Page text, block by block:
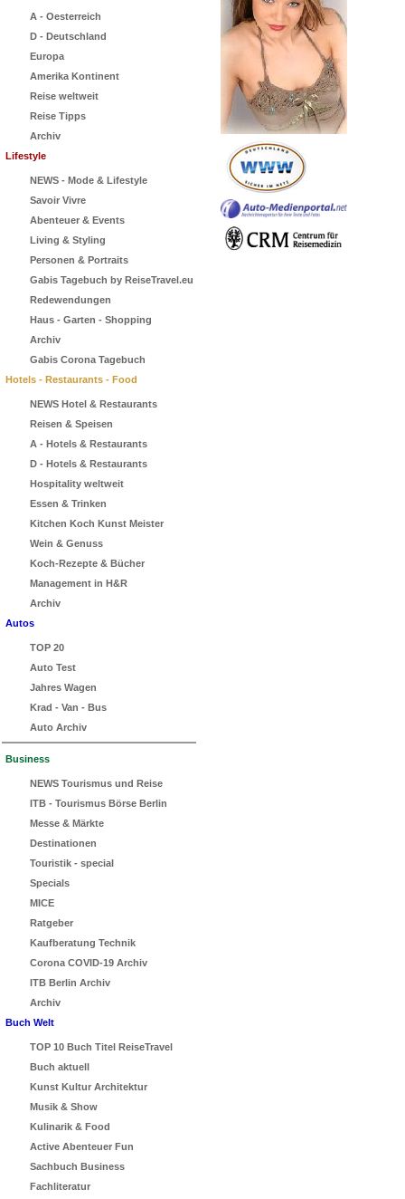
A - Oesterreich
D - Deutschland
Europa
Amerika Kontinent
Reise weltweit
Reise Tipps
Archiv
Lifestyle
NEWS - Mode & Lifestyle
Savoir Vivre
Abenteuer & Events
Living & Styling
Personen & Portraits
Gabis Tagebuch by ReiseTravel.eu
Redewendungen
Haus - Garten - Shopping
Archiv
Gabis Corona Tagebuch
Hotels - Restaurants - Food
NEWS Hotel & Restaurants
Reisen & Speisen
A - Hotels & Restaurants
D - Hotels & Restaurants
Hospitality weltweit
Essen & Trinken
Kitchen Koch Kunst Meister
Wein & Genuss
Koch-Rezepte & Bücher
Management in H&R
Archiv
Autos
TOP 20
Auto Test
Jahres Wagen
Krad - Van - Bus
Auto Archiv
Business
NEWS Tourismus und Reise
ITB - Tourismus Börse Berlin
Messe & Märkte
Destinationen
Touristik - special
Specials
MICE
Ratgeber
Kaufberatung Technik
Corona COVID-19 Archiv
ITB Berlin Archiv
Archiv
Buch Welt
TOP 10 Buch Titel ReiseTravel
Buch aktuell
Kunst Kultur Architektur
Musik & Show
Kulinarik & Food
Active Abenteuer Fun
Sachbuch Business
Fachliteratur